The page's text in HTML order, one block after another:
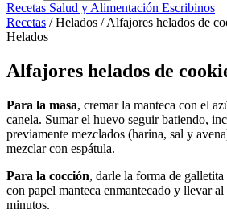
Recetas Salud y Alimentación Escribinos
Recetas / Helados / Alfajores helados de
Helados
Alfajores helados de
Para la masa, cremar la manteca con el
canela. Sumar el huevo seguir batiendo,
previamente mezclados (harina, sal y
mezclar con espátula.
Para la cocción, darle la forma de galletita
con papel manteca enmantecado y llevar
minutos.